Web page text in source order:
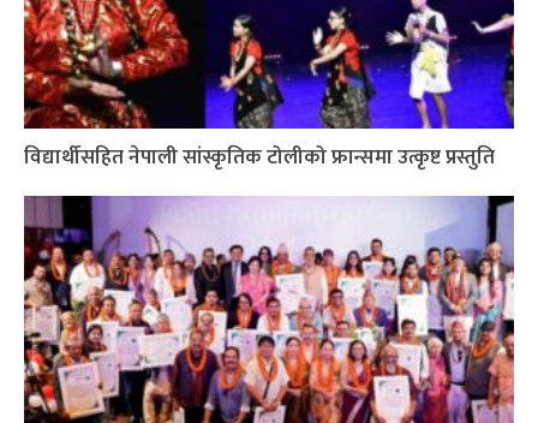
विद्यार्थीसहित नेपाली सांस्कृतिक टोलीको फ्रान्समा उत्कृष्ट प्रस्तुति